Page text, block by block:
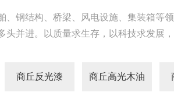
、钢结构、桥梁、风电设施、集装箱等
头并进。以质量求生存，以科技求发展
商丘反光漆 商丘高光木油